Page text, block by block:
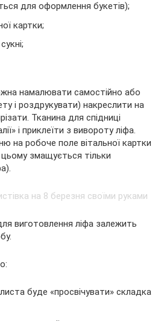
для оформлення букетів);
картки;
намалювати самостійно або
і роздрукувати) накреслити на
Тканина для спідниці
і приклеїти з вивороту ліфа.
на робоче поле вітальної картки
цьому змащується тільки
виготовлення ліфа залежить
буде «просвічувати» складка